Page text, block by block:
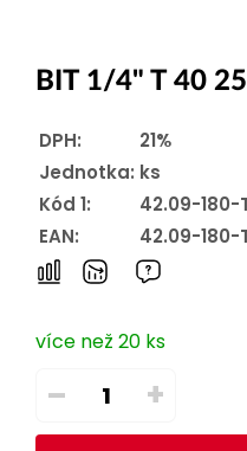
BIT 1/4" T 40
DPH:
21%
Jednotka: ks
Kód 1:
42.09-180-
EAN:
42.09-180-
více než 20 ks
– +